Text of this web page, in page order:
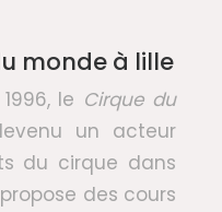
monde à lille
le Cirque du
un acteur
du cirque dans
des cours